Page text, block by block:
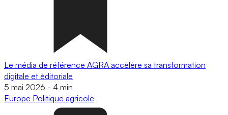
Le média de référence AGRA accélère sa transformation
digitale et éditoriale
5 mai 2026 - 4 min
Europe Politique agricole